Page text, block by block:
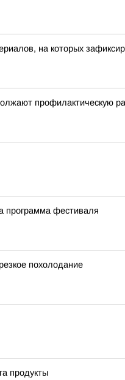
на которых
профилактическую
программа фестиваля
похолодание
продукты